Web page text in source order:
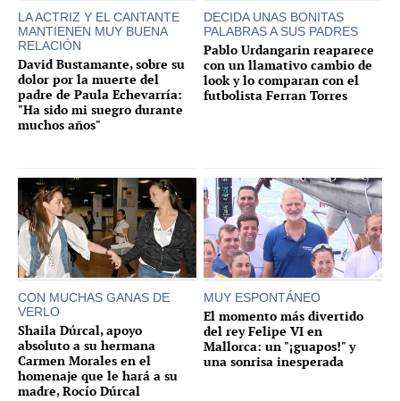
LA ACTRIZ Y EL CANTANTE
MANTIENEN MUY BUENA
RELACIÓN
David Bustamante, sobre su
dolor por la muerte del
padre de Paula Echevarría:
"Ha sido mi suegro durante
muchos años"
DECIDA UNAS BONITAS
PALABRAS A SUS PADRES
Pablo Urdangarin reaparece
con un llamativo cambio de
look y lo comparan con el
futbolista Ferran Torres
CON MUCHAS GANAS DE
VERLO
Shaila Dúrcal, apoyo
absoluto a su hermana
Carmen Morales en el
homenaje que le hará a su
madre, Rocío Dúrcal
MUY ESPONTÁNEO
El momento más divertido
del rey Felipe VI en
Mallorca: un "¡guapos!" y
una sonrisa inesperada